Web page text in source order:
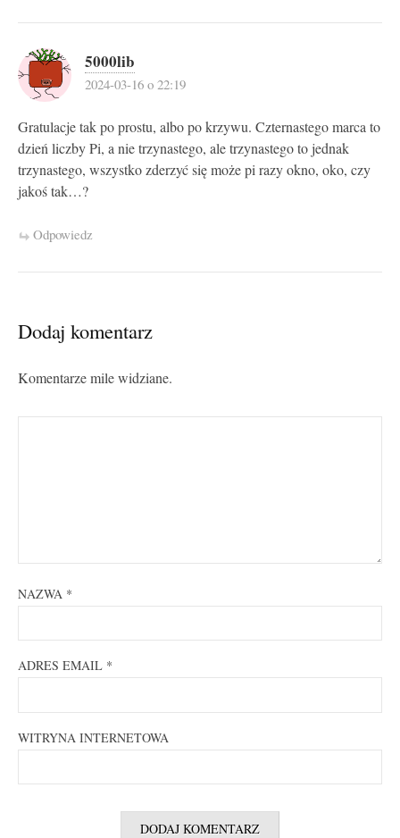
5000lib
2024-03-16 o 22:19
Gratulacje tak po prostu, albo po krzywu. Czternastego marca to
dzień liczby Pi, a nie trzynastego, ale trzynastego to jednak
trzynastego, wszystko zderzyć się może pi razy okno, oko, czy
jakoś tak…?
Odpowiedz
Dodaj komentarz
Komentarze mile widziane.
NAZWA *
ADRES EMAIL *
WITRYNA INTERNETOWA